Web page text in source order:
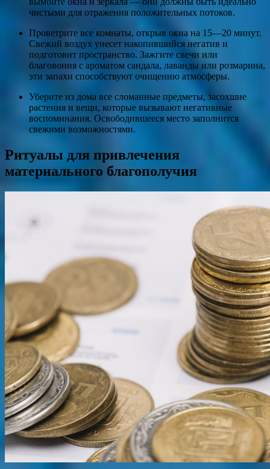
чистыми для отражения положительных потоков.
Проветрите все комнаты, открыв окна на 15—20 минут.
Свежий воздух унесет накопившийся негатив и
подготовит пространство. Зажгите свечи или
благовония с ароматом сандала, лаванды или розмарина,
эти запахи способствуют очищению атмосферы.
Уберите из дома все сломанные предметы, засохшие
растения и вещи, которые вызывают негативные
воспоминания. Освободившееся место заполнится
свежими возможностями.
Ритуалы для привлечения
материального благополучия